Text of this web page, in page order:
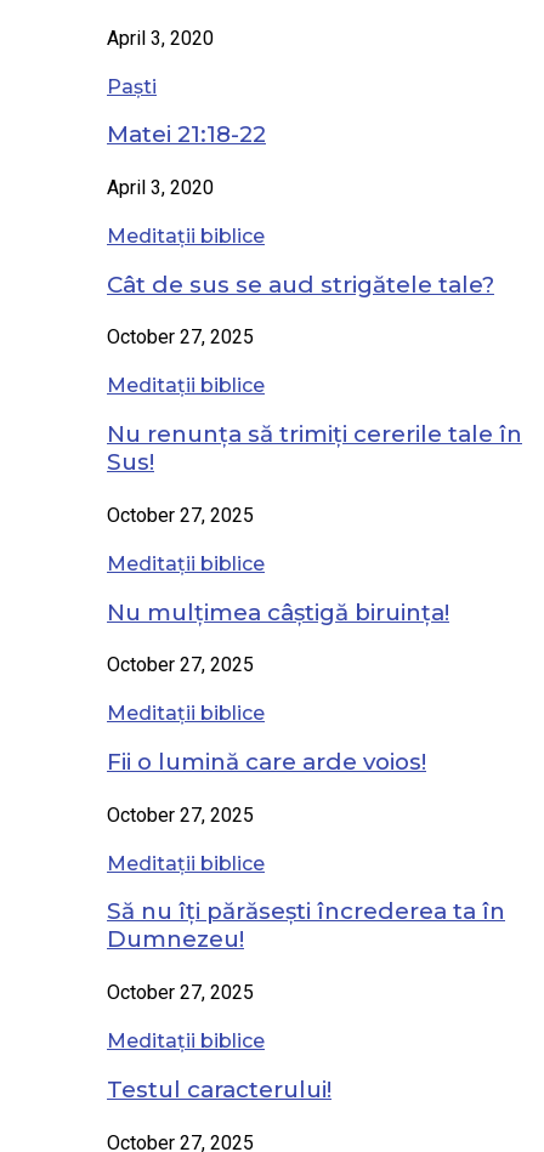
April 3, 2020
Paști
Matei 21:18-22
April 3, 2020
Meditații biblice
Cât de sus se aud strigătele tale?
October 27, 2025
Meditații biblice
Nu renunța să trimiți cererile tale în
Sus!
October 27, 2025
Meditații biblice
Nu mulțimea câștigă biruința!
October 27, 2025
Meditații biblice
Fii o lumină care arde voios!
October 27, 2025
Meditații biblice
Să nu îți părăsești încrederea ta în
Dumnezeu!
October 27, 2025
Meditații biblice
Testul caracterului!
October 27, 2025